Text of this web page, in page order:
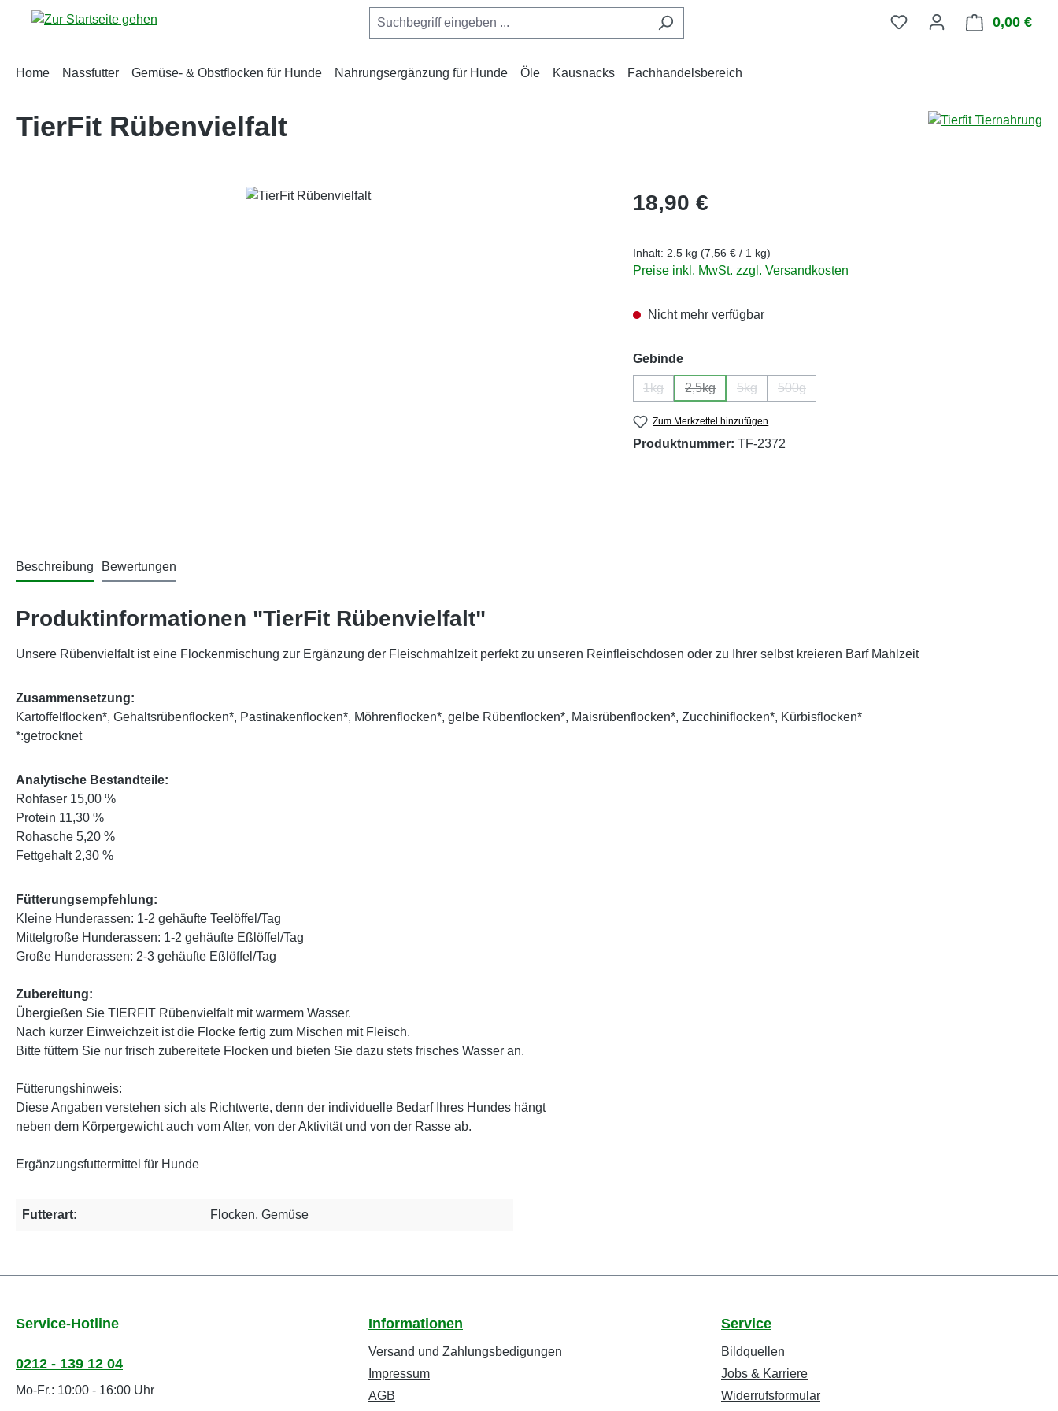
Hauptinhalt springen
Zur Suche springen
Zur Hauptnavigation springen 0,00 €
Home Nassfutter Gemüse- & Obstflocken für Hunde Nahrungsergänzung für Hunde Öle Kausnacks Fachhandelsbereich
TierFit Rübenvielfalt
Regulärer Preis:
18,90 €
Inhalt: 2.5 kg (7,56 € / 1 kg)
Preise inkl. MwSt. zzgl. Versandkosten
Nicht mehr verfügbar
Gebindeauswählen
1kg
(Diese Option ist zurzeit nicht verfügbar.)
2,5kg
(Diese Option ist zurzeit nicht verfügbar.)
5kg
(Diese Option ist zurzeit nicht verfügbar.)
500g
(Diese Option ist zurzeit nicht verfügbar.)
Zum Merkzettel hinzufügen
Produktnummer: TF-2372
Beschreibung Bewertungen
Produktinformationen "TierFit Rübenvielfalt"
Unsere Rübenvielfalt ist eine Flockenmischung zur Ergänzung der Fleischmahlzeit perfekt zu unseren Reinfleischdosen oder zu Ihrer selbst kreieren Barf Mahlzeit
Zusammensetzung:
Kartoffelflocken*, Gehaltsrübenflocken*, Pastinakenflocken*, Möhrenflocken*, gelbe Rübenflocken*, Maisrübenflocken*, Zucchiniflocken*, Kürbisflocken*
*:getrocknet
Analytische Bestandteile:
Rohfaser 15,00 %
Protein 11,30 %
Rohasche 5,20 %
Fettgehalt 2,30 %
Fütterungsempfehlung:
Kleine Hunderassen: 1-2 gehäufte Teelöffel/Tag
Mittelgroße Hunderassen: 1-2 gehäufte Eßlöffel/Tag
Große Hunderassen: 2-3 gehäufte Eßlöffel/Tag
Zubereitung:
Übergießen Sie TIERFIT Rübenvielfalt mit warmem Wasser.
Nach kurzer Einweichzeit ist die Flocke fertig zum Mischen mit Fleisch.
Bitte füttern Sie nur frisch zubereitete Flocken und bieten Sie dazu stets frisches Wasser an.
Fütterungshinweis:
Diese Angaben verstehen sich als Richtwerte, denn der individuelle Bedarf Ihres Hundes hängt
neben dem Körpergewicht auch vom Alter, von der Aktivität und von der Rasse ab.
Ergänzungsfuttermittel für Hunde
Futterart: Flocken, Gemüse
Service-Hotline
0212 - 139 12 04
Mo-Fr.: 10:00 - 16:00 Uhr
Informationen
Versand und Zahlungsbedigungen
Impressum
AGB
Service
Bildquellen
Jobs & Karriere
Widerrufsformular